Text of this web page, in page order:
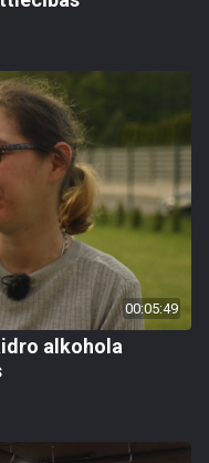
00:05:49
alkohola